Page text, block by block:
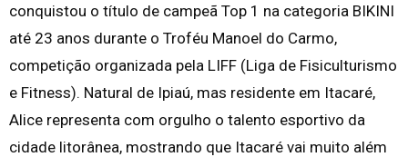
conquistou o título de campeã Top 1 na categoria BIKINI
até 23 anos durante o Troféu Manoel do Carmo,
competição organizada pela LIFF (Liga de Fisiculturismo
e Fitness). Natural de Ipiaú, mas residente em Itacaré,
Alice representa com orgulho o talento esportivo da
cidade litorânea, mostrando que Itacaré vai muito além